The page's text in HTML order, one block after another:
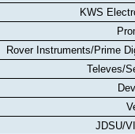
KWS
Rover Instruments/Prime
Televes/
JDSU/